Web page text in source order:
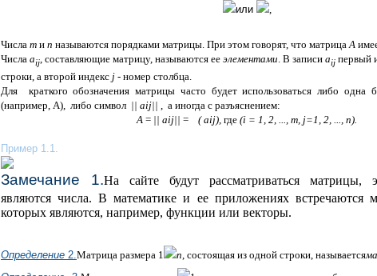
или
,
Числа т и п называются порядками матрицы. При этом говорят, что матрица А
Числа aij , составляющие матрицу, называются ее элементами В записи aij первый
строки, а второй индекс j - номер столбца.
Для краткого обозначения матрицы часто будет использоваться либо одна
(например, A), либо символ || aij|| , а иногда с разъяснением:
А = || aij|| = (aij), где (i = 1 2 , ..., т, j=1 2 n).
Пример 1.1.
Замечание 1.На сайте будут рассматриваться матрицы,
являются числа. В математике и ее приложениях встречаются
которых являются, например, функции или векторы.
Определение 2. Матрица размера 1 n , состоящая из одной строки, называется